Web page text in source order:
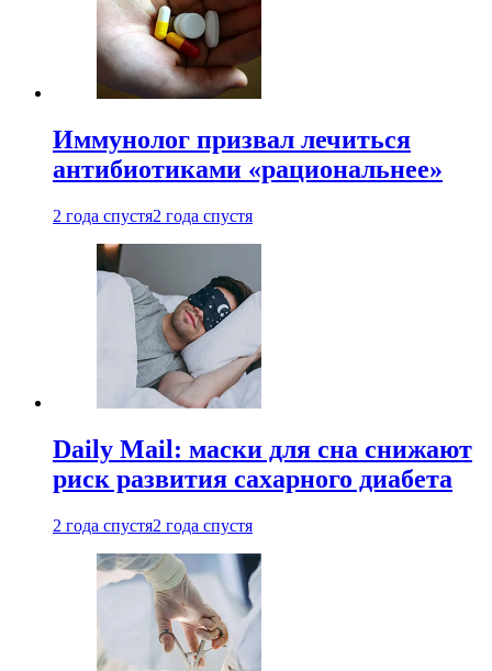
Иммунолог призвал лечиться
антибиотиками «рациональнее»
2 года спустя2 года спустя
Daily Mail: маски для сна снижают
риск развития сахарного диабета
2 года спустя2 года спустя